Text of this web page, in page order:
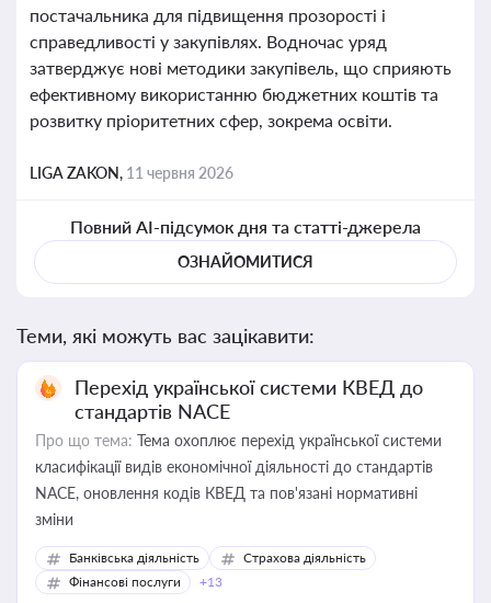
постачальника для підвищення прозорості і
справедливості у закупівлях. Водночас уряд
затверджує нові методики закупівель, що сприяють
ефективному використанню бюджетних коштів та
розвитку пріоритетних сфер, зокрема освіти.
LIGA ZAKON, 11 червня 2026
Повний AI-підсумок дня та статті-джерела
ОЗНАЙОМИТИСЯ
Теми, які можуть вас зацікавити:
Перехід української системи КВЕД до
стандартів NACE
Про що тема: Тема охоплює перехід української системи
класифікації видів економічної діяльності до стандартів
NACE, оновлення кодів КВЕД та пов'язані нормативні
зміни
Банківська діяльність
Страхова діяльність
Фінансові послуги
+13